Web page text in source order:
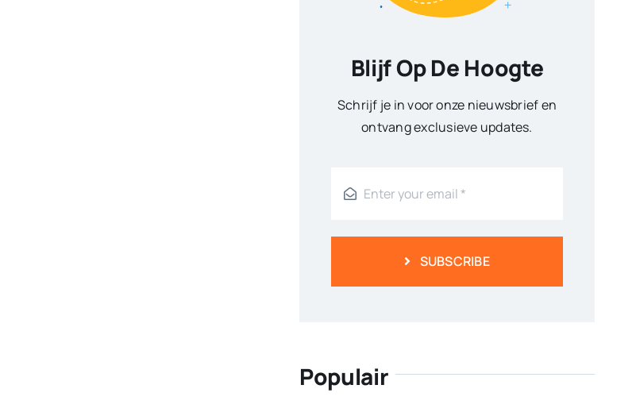
Blijf Op De Hoogte
Schrijf je in voor onze nieuwsbrief en
ontvang exclusieve updates.
SUBSCRIBE
Populair